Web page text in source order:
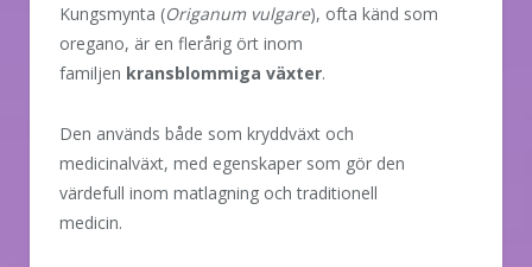
Kungsmynta (Origanum vulgare), ofta känd som
oregano, är en flerårig ört inom
familjen kransblommiga växter.
Den används både som kryddväxt och
medicinalväxt, med egenskaper som gör den
värdefull inom matlagning och traditionell
medicin.